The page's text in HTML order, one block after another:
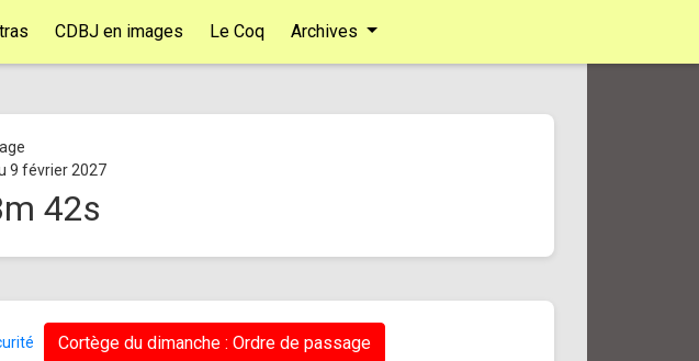
CDBJ en images Le Coq Archives
9 février 2027
m 42s
Cortège du dimanche : Ordre de passage